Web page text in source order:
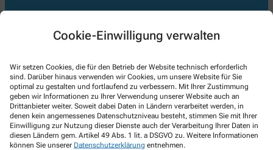
Cookie-Einwilligung verwalten
Wir setzen Cookies, die für den Betrieb der Website technisch erforderlich
sind. Darüber hinaus verwenden wir Cookies, um unsere Website für Sie
optimal zu gestalten und fortlaufend zu verbessern. Mit Ihrer Zustimmung
geben wir Informationen zu Ihrer Verwendung unserer Website auch an
Drittanbieter weiter. Soweit dabei Daten in Ländern verarbeitet werden, in
denen kein angemessenes Datenschutzniveau besteht, stimmen Sie mit Ihrer
Einwilligung zur Nutzung dieser Dienste auch der Verarbeitung Ihrer Daten in
diesen Ländern gem. Artikel 49 Abs. 1 lit. a DSGVO zu. Weitere Informationen
können Sie unserer Datenschutzerklärung entnehmen.
Kontakt
Böllensee Apotheke
Wilhelm-Sturmfels-Str. 18 ,65428 Rüsselsheim
0614262110
06142797344
apotheke@boellensee-ruesselsheim.de